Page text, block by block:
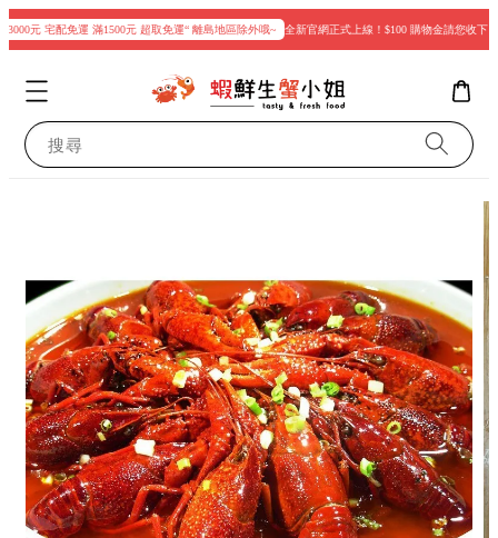
元 宅配免運 滿1500元 超取免運“ 離島地區除外哦~ 全新官網正式上線！$100 購物金請您收下
搜尋